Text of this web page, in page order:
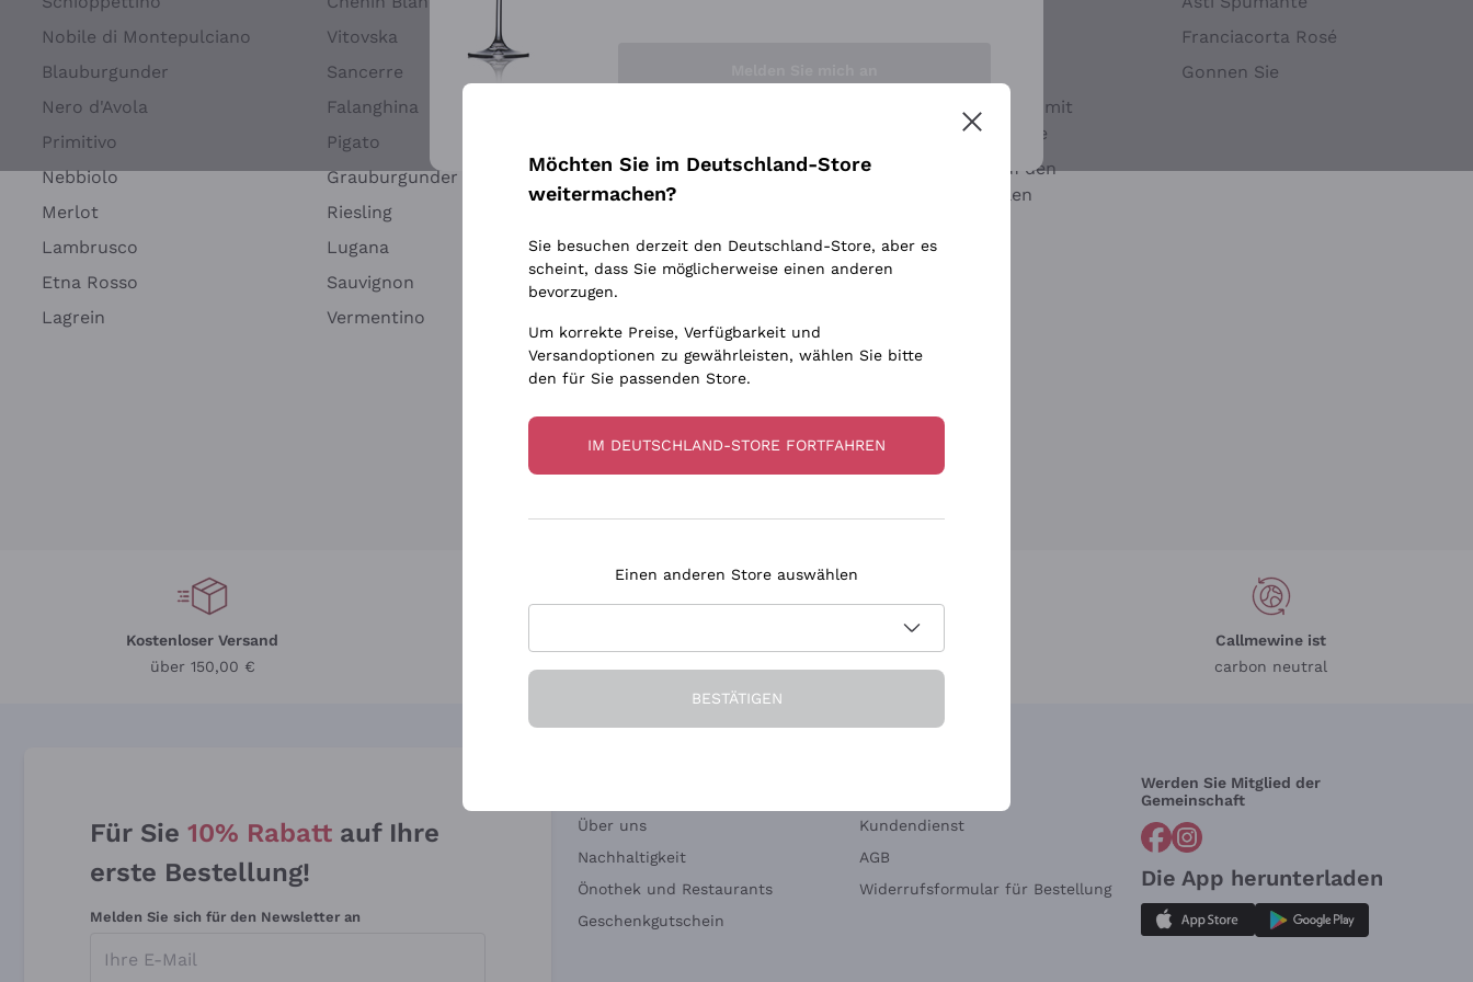
Nobile di Montepulciano
Blauburgunder
Nero d'Avola
Primitivo
Nebbiolo
Merlot
Lambrusco
Etna Rosso
Lagrein
Vitovska
Sancerre
Falanghina
Pigato
Grauburgunder
Riesling
Lugana
Sauvignon
Vermentino
Ca' dei Frati
Biondi Santi
Quintarelli Giuseppe
Rinaldi Giuseppe
Egly Ouriet
Jacquesson
Agrapart
Ohne Sulfit oder mit
minimalen Sulfite
Maischung auf den
Traubenschalen
Franciacorta Rosé
Gonnen Sie
Kostenloser Versand
über 150,00 €
in Deutschland
in 3 Raten
Callmewine ist
carbon neutral
Für Sie 10% Rabatt auf Ihre
erste Bestellung!
Melden Sie sich für den Newsletter an
Über uns
Nachhaltigkeit
Önothek und Restaurants
Geschenkgutschein
Kundendienst
AGB
Widerrufsformular für Bestellung
Werden Sie Mitglied der
Gemeinschaft
Die App herunterladen
Möchten Sie im Deutschland-Store
weitermachen?
Sie besuchen derzeit den Deutschland-Store, aber es
scheint, dass Sie möglicherweise einen anderen
bevorzugen.
Um korrekte Preise, Verfügbarkeit und
Versandoptionen zu gewährleisten, wählen Sie bitte
den für Sie passenden Store.
IM DEUTSCHLAND-STORE FORTFAHREN
Einen anderen Store auswählen
BESTÄTIGEN